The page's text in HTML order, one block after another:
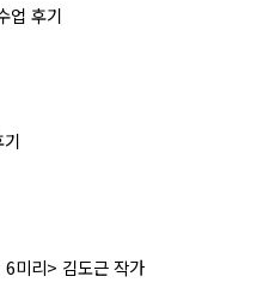
업 후기
미리> 김도근 작가